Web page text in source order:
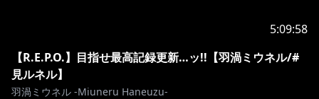
5:09:58
【R.E.P.O.】目指せ最高記録更新…ッ!!【羽渦ミウネル/#
見ルネル】
羽渦ミウネル -Miuneru Haneuzu-